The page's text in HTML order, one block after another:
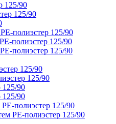
125/90
125/90
полиэстер 125/90
полиэстер 125/90
полиэстер 125/90
125/90
125/90
125/90
125/90
полиэстер 125/90
PE-полиэстер 125/90